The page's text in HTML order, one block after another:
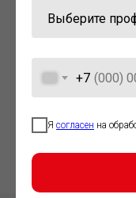
+7
Я согласен на